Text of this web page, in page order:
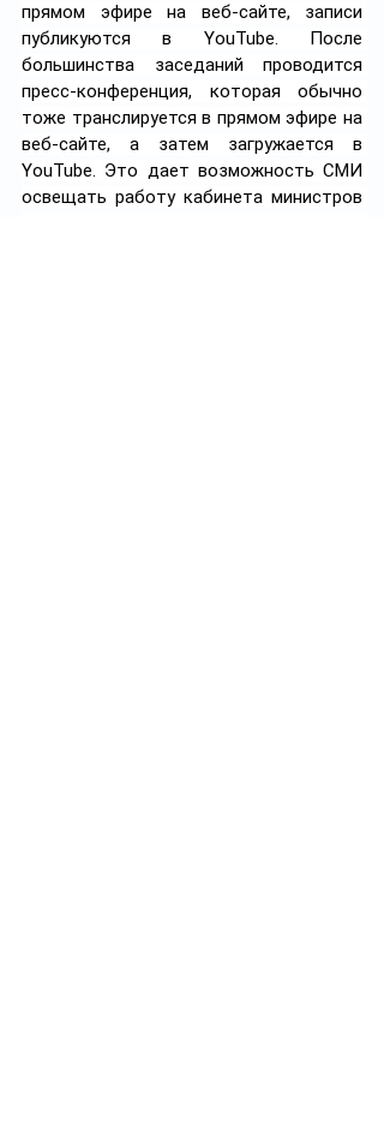
прямом эфире на веб-сайте, записи
публикуются в YouTube. После
большинства заседаний проводится
пресс-конференция, которая обычно
тоже транслируется в прямом эфире на
веб-сайте, а затем загружается в
YouTube. Это дает возможность СМИ
освещать работу кабинета министров